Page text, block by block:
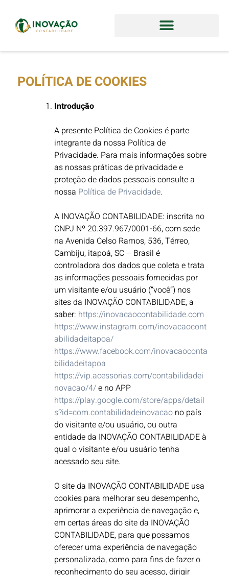
POLÍTICA DE COOKIES
Introdução
A presente Política de Cookies é parte
integrante da nossa Política de
Privacidade. Para mais informações sobre
as nossas práticas de privacidade e
proteção de dados pessoais consulte a
nossa Política de Privacidade.
A INOVAÇÃO CONTABILIDADE: inscrita no
CNPJ Nº 20.397.967/0001-66, com sede
na Avenida Celso Ramos, 536, Térreo,
Cambiju, itapoá, SC – Brasil é
controladora dos dados que coleta e trata
as informações pessoais fornecidas por
um visitante e/ou usuário (“você”) nos
sites da INOVAÇÃO CONTABILIDADE, a
saber: https://inovacaocontabilidade.com
https://www.instagram.com/inovacaocont
abilidadeitapoa/
https://www.facebook.com/inovacaoconta
bilidadeitapoa
https://vip.acessorias.com/contabilidadei
novacao/4/e no APP
https://play.google.com/store/apps/detail
s?id=com.contabilidadeinovacao no país
do visitante e/ou usuário, ou outra
entidade da INOVAÇÃO CONTABILIDADE à
qual o visitante e/ou usuário tenha
acessado seu site. ​
O site da INOVAÇÃO CONTABILIDADE usa
cookies para melhorar seu desempenho,
aprimorar a experiência de navegação e,
em certas áreas do site da INOVAÇÃO
CONTABILIDADE, para que possamos
oferecer uma experiência de navegação
personalizada, como para fins de fazer o
reconhecimento do seu acesso, dirigir